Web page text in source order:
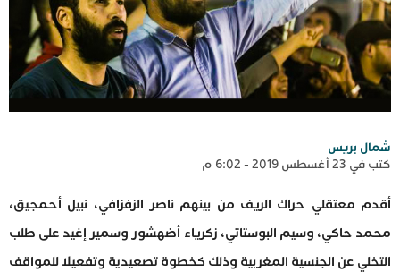
شمال بريس
كتب في 23 أغسطس 2019 - 6:02 م
أقدم معتقلي حراك الريف من بينهم ناصر الزفزافي، نبيل أحمجيق،
محمد حاكي، وسيم البوستاتي، زكرياء أضهشور وسمير إغيد على طلب
التخلي عن الجنسية المغربية وذلك كخطوة تصعيدية وتفعيلا للمواقف